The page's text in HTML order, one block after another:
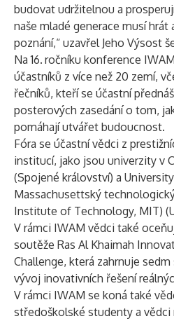
budovat udržitelnou a
naše mladé generace musí
poznání,“ uzavřel Jeho Výsost
Na 16. ročníku konference
účastníků z více než 20 zemí,
řečníků, kteří se účastní
posterových zasedání o tom,
pomáhají utvářet budoucnost.
Fóra se účastní vědci z
institucí, jako jsou univerzity v
(Spojené království) a
Massachusettský
Institute of Technology, MIT)
V rámci IWAM vědci také
soutěže Ras Al Khaimah
Challenge, která zahrnuje
vývoj inovativních řešení
V rámci IWAM se koná také
středoškolské studenty a